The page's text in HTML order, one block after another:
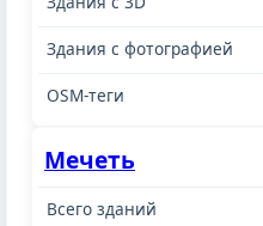
Мечеть